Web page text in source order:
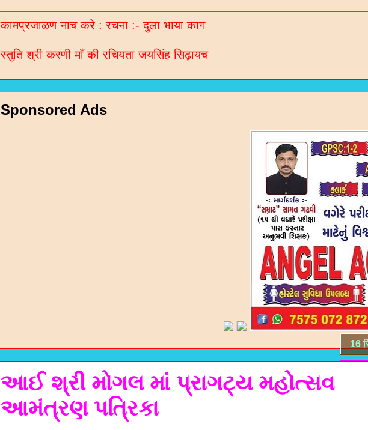
कामप्रजाळण नाच करे : रचना :- दुला भाया काग
स्तुति श्री करणी माँ की रचियता जयसिंह सिढ़ायच
Sponsored Ads
16
આઈ શ્રી મોગલ માં પ્રાગટ્ય મહોત્સવ
આમંત્રણ પત્રિકા